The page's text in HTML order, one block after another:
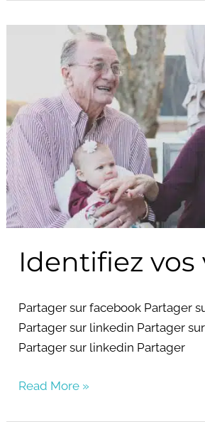
Identifiez vos
Partager sur facebook Partager
Partager sur linkedin Partager
Partager sur linkedin Partager
Identifiez
Read More »